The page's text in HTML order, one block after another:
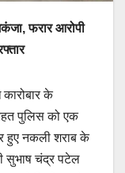
फरार आरोपी
के
पुलिस को एक
हुए नकली शराब के
सुभाष चंद्र पटेल